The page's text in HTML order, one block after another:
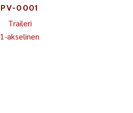
PV-0001
Traileri
1-akselinen